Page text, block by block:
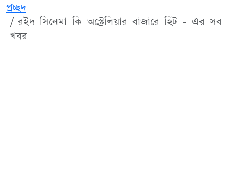
প্রচ্ছদ
রইদ সিনেমা কি অস্ট্রেলিয়ার বাজারে হিট - এর সব
খবর